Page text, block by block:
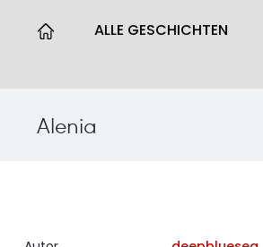
ALLE GESCHICHTEN
Alenia